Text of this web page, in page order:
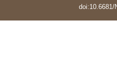
doi:10.6681/